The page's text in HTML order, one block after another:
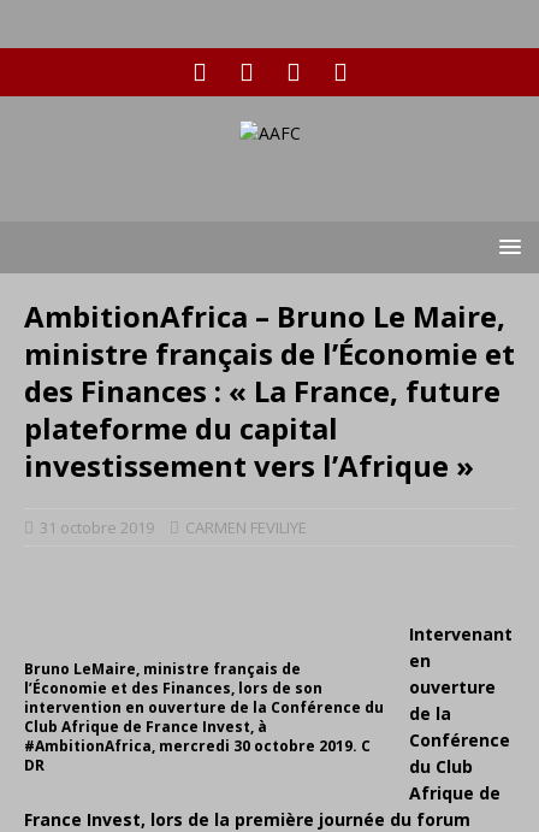
AmbitionAfrica – Bruno Le Maire,
ministre français de l’Économie et
des Finances : « La France, future
plateforme du capital
investissement vers l’Afrique »
31 octobre 2019 CARMEN FEVILIYE
Bruno LeMaire, ministre français de
l’Économie et des Finances, lors de son
intervention en ouverture de la Conférence du
Club Afrique de France Invest, à
#AmbitionAfrica, mercredi 30 octobre 2019. C
DR
Intervenant
en
ouverture
de la
Conférence
du Club
Afrique de
France Invest, lors de la première journée du forum